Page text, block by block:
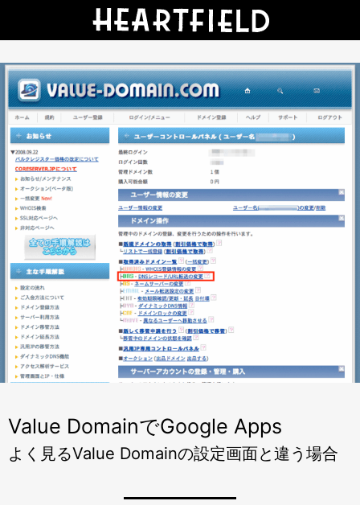
Value DomainでGoogle Apps
よく見るValue Domainの設定画面と違う場合